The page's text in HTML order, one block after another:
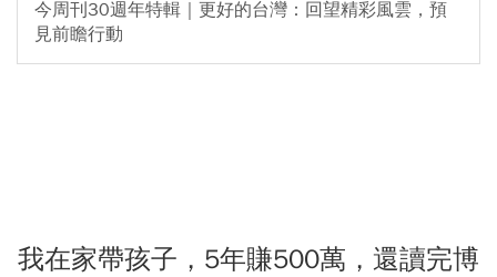
今周刊30週年特輯｜更好的台灣：回望精彩風雲，預
見前瞻行動
我在家帶孩子，5年賺500萬，還讀完博